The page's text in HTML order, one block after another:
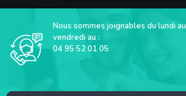
Nous sommes joignables du lundi au
vendredi au :
04 95 52 01 05